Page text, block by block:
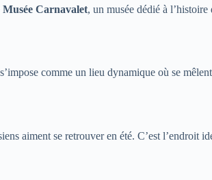
Musée Carnavalet, un musée dédié à
s’impose comme un lieu dynamique où se
aiment se retrouver en été. C’est l’endroit